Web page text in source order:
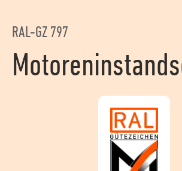
RAL-GZ 797